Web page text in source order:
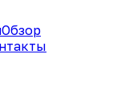
Обзор